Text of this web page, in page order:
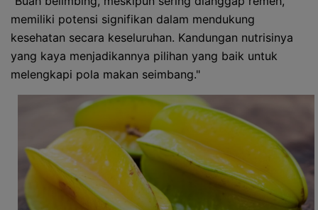
memiliki potensi signifikan dalam mendukung
kesehatan secara keseluruhan. Kandungan nutrisinya
yang kaya menjadikannya pilihan yang baik untuk
melengkapi pola makan seimbang."